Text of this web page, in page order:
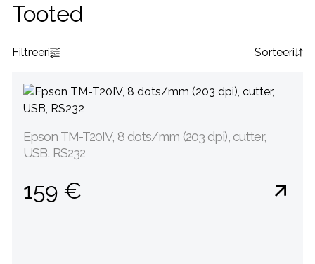
Tooted
Filtreeri Sorteeri
Epson TM-T20IV, 8 dots/mm (203 dpi), cutter,
USB, RS232
159 €